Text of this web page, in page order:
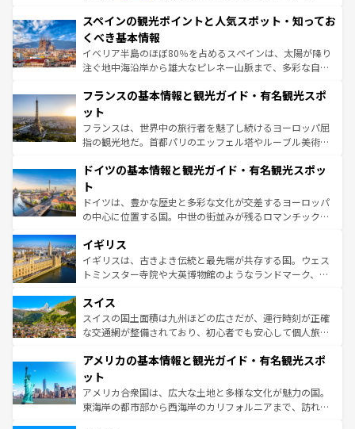
ろん、トスカーナの美しい田園風景やアマルフィ海岸の絶
景など、自然景観も見逃せない。観光の合間には、本場の
ピザやパスタなど、絶品のイタリア料理を堪能することも
できる。朝目覚めてから夜眠るまで、すべての瞬間を楽し
なお、新着のイタリア情報はコンテンツ一覧を参照してほ
しい。
スペインの観光ポイントと人気スポット・知ってお
くべき基本情報
イベリア半島のほぼ80％を占めるスペインは、太陽が降り
注ぐ地中海沿岸から雄大なピレネー山脈まで、多彩な自然
文化が根付くこの国では、情熱的なフラメンコ、熱気あふ
れる闘牛、そして美味しいタパスが生活の一部となってい
る。首都マドリードの洗練された雰囲気や、バルセロナの
アートに溢れた街角から、地方では古代ローマ遺跡や中世
せる。地方によって風土や気候が異なるスペインはその個
ンテンツ一覧 を参照してほしい。
フランスの基本情報と観光ガイド・有名観光スポ
ット
フランスは、世界中の旅行者を魅了し続けるヨーロッパ屈
指の観光地だ。首都パリのエッフェル塔やルーブル美術館
で、幅広い魅力が詰まっている。華麗な宮殿、歴史的な大
聖堂、美しいビーチ、そして豊かな自然が、訪れる者を心
から魅了する。また、フランスは美食の国としても知ら
れ、フランス料理はユネスコ無形文化遺産にも登録されて
香り高いラベンダー畑など、多彩な楽しみ方が可能だ。さ
らに、パリ以外の地域にも魅力が溢れており、どの街角に
も豊かな歴史と文化が息づいている。パリ以外の個性あふ
を参照してほしい。
ドイツの基本情報と観光ガイド・有名観光スポッ
ト
ドイツは、豊かな歴史と多彩な文化が交差するヨーロッパ
の中心に位置する国。中世の街並みが残るロマンチック街
顔を持つこの国は、どこを歩いても飽きることがない。ベ
ルリンの文化的活気、バイエルン州のアルプスの絶景、そ
してライン川沿いのワイン畑といった風景は必見。ビール
は、お酒好きな人にはぜひ体験してほしい。 なお、新着の
ドイツ情報はコンテンツ一覧を参照してほしい。
イギリス
イギリスは、古きよき伝統と最先端が共存する国。ウェス
トミンスター寺院や大英博物館のようなランドマーク、歴
リアごとに異なる魅力がある。また、優雅なアフタヌーン
ティー、ビール好きにはたまらない英国パブ、サッカー観
戦など、本場だからこそできる体験も豊富。イギリスを旅
ンツ一覧を参照してほしい。
スイス
スイスの国土面積は九州ほどの広さだが、運行時刻が正確
な交通網が整備されており、初心者でも安心して個人旅行
の建物がそのまま残る町や、スイスならではのユニークな
博物館もあり、アルプス観光だけでなく町歩きも満喫する
ことができる。国民の所得が高いため物価も高いが、旅行
者向けの交通パス提供のサービスもあり、うまく活用すれ
アメリカの基本情報と観光ガイド・有名観光スポ
ット
アメリカ合衆国は、広大な土地と多様な文化が魅力の国。
東海岸の都市部から西海岸のカリフォルニアまで、訪れる